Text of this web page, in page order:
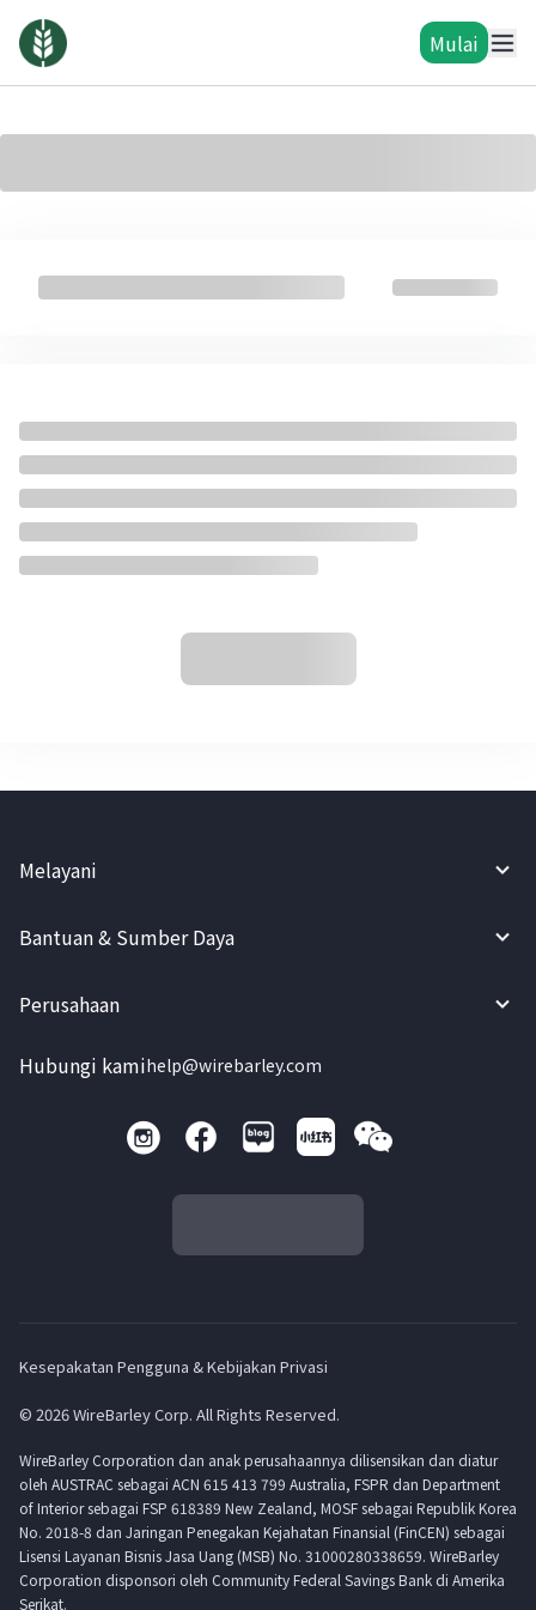
Mulai
Melayani
Bantuan & Sumber Daya
Perusahaan
Hubungi kamihelp@wirebarley.com
Kesepakatan Pengguna & Kebijakan Privasi
© 2026 WireBarley Corp. All Rights Reserved.
WireBarley Corporation dan anak perusahaannya dilisensikan dan diatur
oleh AUSTRAC sebagai ACN 615 413 799 Australia, FSPR dan Department
of Interior sebagai FSP 618389 New Zealand, MOSF sebagai Republik Korea
No. 2018-8 dan Jaringan Penegakan Kejahatan Finansial (FinCEN) sebagai
Lisensi Layanan Bisnis Jasa Uang (MSB) No. 31000280338659. WireBarley
Corporation disponsori oleh Community Federal Savings Bank di Amerika
Serikat.